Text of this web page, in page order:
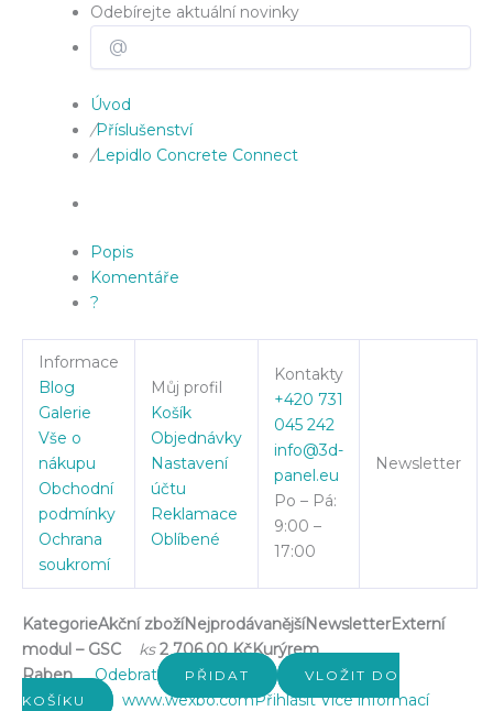
Odebírejte aktuální novinky
Úvod
/Příslušenství
/Lepidlo Concrete Connect
Popis
Komentáře
?
Informace
Blog
Galerie
Vše o
nákupu
Obchodní
podmínky
Ochrana
soukromí
Můj profil
Košík
Objednávky
Nastavení
účtu
Reklamace
Oblíbené
Kontakty
+420 731
045 242
info@3d-
panel.eu
Po – Pá:
9:00 –
17:00
Newsletter
KategorieAkční zbožíNejprodávanějšíNewsletterExterní
modul – GSC
ks 2 706.00 KčKurýrem
Raben
Odebrat PŘIDAT
VLOŽIT DO
KOŠÍKU
www.wexbo.comPřihlásit Více informací